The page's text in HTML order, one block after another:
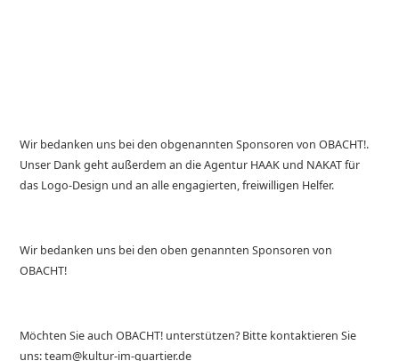
Wir bedanken uns bei den obgenannten Sponsoren von OBACHT!.
Unser Dank geht außerdem an die Agentur HAAK und NAKAT für
das Logo-Design und an alle engagierten, freiwilligen Helfer.
Wir bedanken uns bei den oben genannten Sponsoren von
OBACHT!
Möchten Sie auch OBACHT! unterstützen? Bitte kontaktieren Sie
uns: team@kultur-im-quartier.de